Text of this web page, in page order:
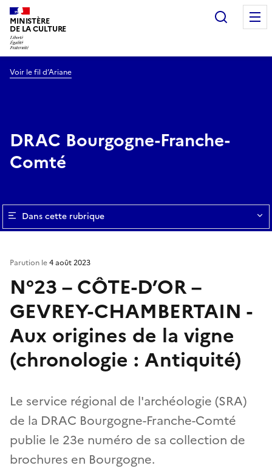
MINISTÈRE
DE LA CULTURE
Voir le fil d’Ariane
DRAC Bourgogne-Franche-
Comté
Dans cette rubrique
N°23 – CÔTE-D’OR –
GEVREY-CHAMBERTAIN -
Aux origines de la vigne
(chronologie : Antiquité)
Le service régional de l'archéologie (SRA)
de la DRAC Bourgogne-Franche-Comté
publie le 23e numéro de sa collection de
brochures en Bourgogne.
Parution le4 août 2023